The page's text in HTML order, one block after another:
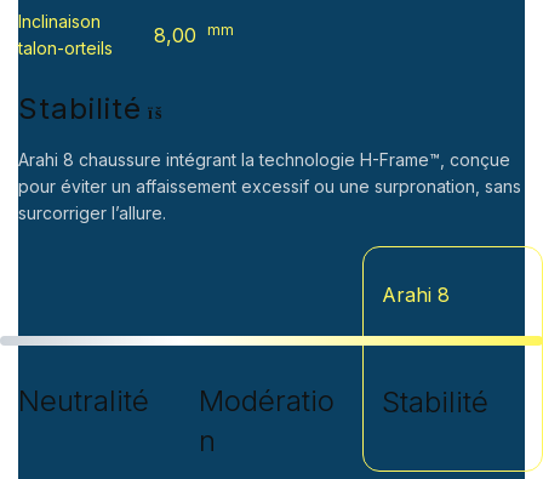
Inclinaison
talon-orteils
8,00 mm
Stabilité
Arahi 8 chaussure intégrant la technologie H-Frame™, conçue
pour éviter un affaissement excessif ou une surpronation, sans
surcorriger l’allure.
Neutralité
Modératio
n
Arahi 8
Stabilité